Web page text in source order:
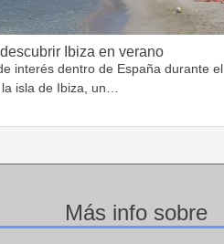
Ibiza en verano
interés dentro de España durante el
isla de Ibiza, un…
Más info sobre